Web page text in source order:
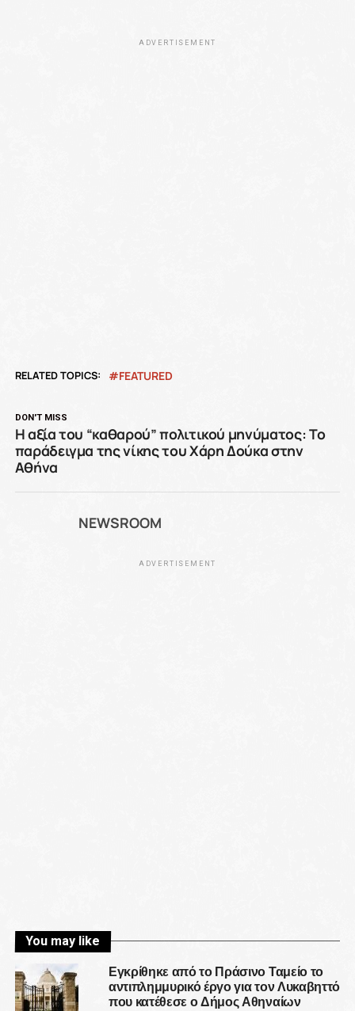
ADVERTISEMENT
RELATED TOPICS: FEATURED
DON'T MISS
Η αξία του “καθαρού” πολιτικού μηνύματος: Το
παράδειγμα της νίκης του Χάρη Δούκα στην
Αθήνα
NEWSROOM
ADVERTISEMENT
You may like
Εγκρίθηκε από το Πράσινο Ταμείο το
αντιπλημμυρικό έργο για τον Λυκαβηττό
που κατέθεσε ο Δήμος Αθηναίων